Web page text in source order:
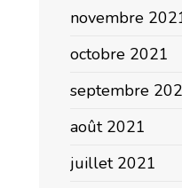
novembre
octobre 2021
septembre
août 2021
juillet 2021